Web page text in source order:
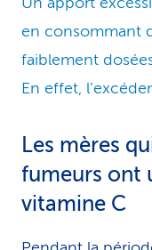
en consommant
faiblement
En effet,
Les mères
fumeurs ont
vitamine C